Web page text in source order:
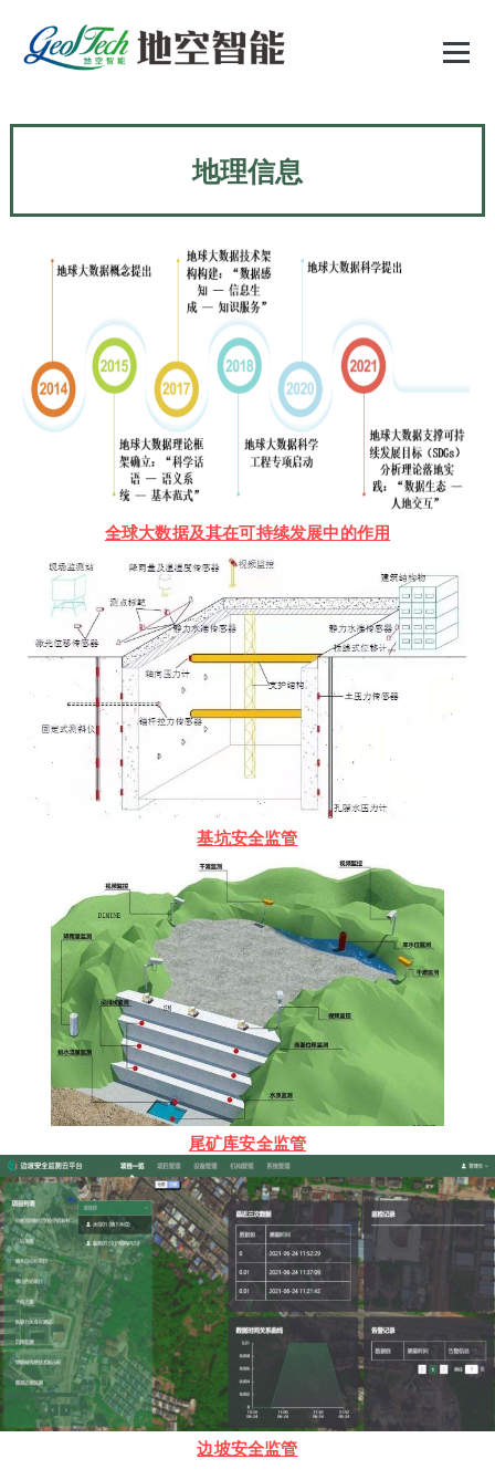
地理信息
全球大数据及其在可持续发展中的作用
基坑安全监管
尾矿库安全监管
边坡安全监管